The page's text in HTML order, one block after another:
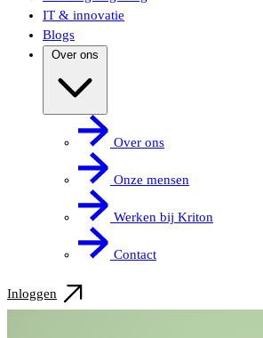
IT & innovatie
Blogs
Over ons
Over ons
Onze mensen
Werken bij Kriton
Contact
Inloggen